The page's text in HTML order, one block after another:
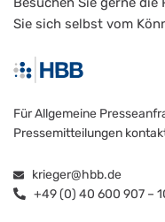
Sie sich selbst vom
Für Allgemeine
Pressemitteilungen
krieger@hbb.de
+49 (0) 40 600 907 –